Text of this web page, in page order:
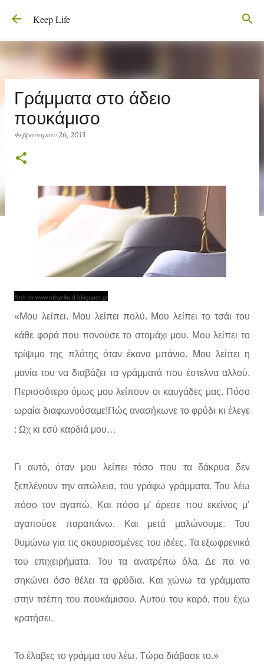
Μετάβαση στο κύριο περιεχόμενο
Keep Life
Γράμματα στο άδειο
πουκάμισο
Φεβρουαρίου 26, 2013
Από το www.rubycloud.blogspot.gr
«Μου λείπει. Μου λείπει πολύ. Μου λείπει το τσάι του
κάθε φορά που πονούσε το στομάχι μου. Μου λείπει το
τρίψιμο της πλάτης όταν έκανα μπάνιο. Μου λείπει η
μανία του να διαβάζει τα γράμματά που έστελνα αλλού.
Περισσότερο όμως μου λείπουν οι καυγάδες μας. Πόσο
ωραία διαφωνούσαμε!Πώς ανασήκωνε το φρύδι κι έλεγε
: Ωχ κι εσύ καρδιά μου…
Γι αυτό, όταν μου λείπει τόσο που τα δάκρυα δεν
ξεπλένουν την απώλεια, του γράφω γράμματα. Του λέω
πόσο τον αγαπώ. Και πόσο μ’ άρεσε που εκείνος μ’
αγαπούσε παραπάνω. Και μετά μαλώνουμε. Του
θυμώνω για τις σκουριασμένες του ιδέες. Τα εξωφρενικά
του επιχειρήματα. Του τα ανατρέπω όλα. Δε πα να
σηκώνει όσο θέλει τα φρύδια. Και χώνω τα γράμματα
στην τσέπη του πουκάμισου. Αυτού του καρό, που έχω
κρατήσει.
Το έλαβες το γράμμα του λέω. Τώρα διάβασε το.»